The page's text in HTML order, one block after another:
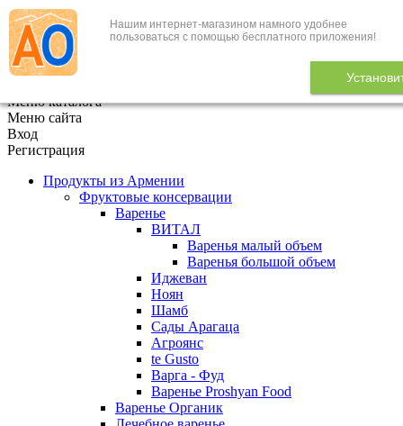
Нашим интернет-магазином намного удобнее
пользоваться с помощью бесплатного приложения!
+7 (495) 646-888-1
В корзине 0
Меню каталога
Меню сайта
Вход
Регистрация
Продукты из Армении
Фруктовые консервации
Варенье
ВИТАЛ
Варенья малый объем
Варенья большой объем
Иджеван
Ноян
Шамб
Сады Арагаца
Агроянс
te Gusto
Варга - Фуд
Варенье Proshyan Food
Варенье Органик